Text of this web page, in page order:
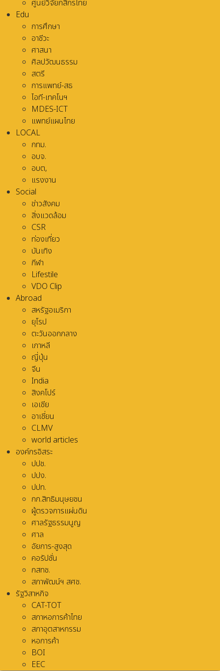
ศูนย์วิจัยกสิกรไทย
Edu
การศึกษา
อาชีวะ
ศาสนา
ศิลปวัฒนธรรม
สตรี
การแพทย์-สธ
ไอที-เทคโนฯ
MDES-ICT
แพทย์แผนไทย
LOCAL
กทม.
อบจ.
อบต,
แรงงาน
Social
ข่าวสังคม
สิ่งแวดล้อม
CSR
ท่องเที่ยว
บันเทิง
กีฬา
Lifestile
VDO Clip
Abroad
สหรัฐอเมริกา
ยุโรป
ตะวันออกกลาง
เกาหลี
ญี่ปุ่น
จีน
India
สิงคโปร์
เอเชีย
อาเชี่ยน
CLMV
world articles
องค์กรอิสระ
ปปช.
ปปง.
ปปท.
กก.สิทธิมนุษยชน
ผู้ตรวจการแผ่นดิน
ศาลรัฐธรรมนูญ
ศาล
อัยการ-สูงสุด
คอรัปชั่น
กสทช.
สภาพัฒน์ฯ สศช.
รัฐวิสาหกิจ
CAT-TOT
สภาหอการค้าไทย
สภาอุตสาหกรรม
หอการค้า
BOI
EEC